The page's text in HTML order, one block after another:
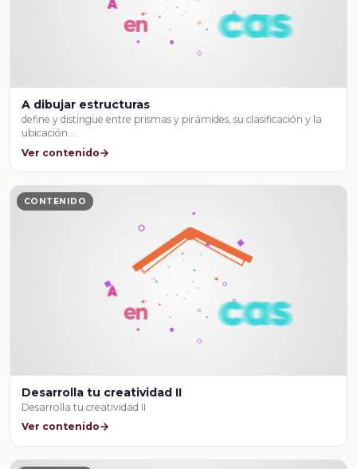
A dibujar estructuras
define y distingue entre prismas y pirámides, su clasificación y la
ubicación …
Ver contenido
CONTENIDO
Desarrolla tu creatividad II
Desarrolla tu creatividad II
Ver contenido